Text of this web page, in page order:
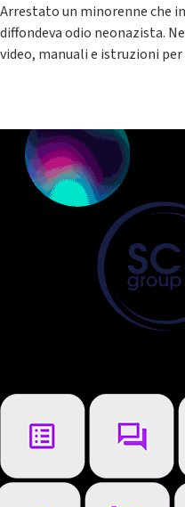
Arrestato un minorenne che
diffondeva odio neonazista.
video, manuali e istruzioni per